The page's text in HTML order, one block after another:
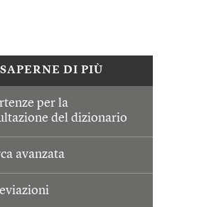
DI PIÙ
per la
del dizionario
avanzata